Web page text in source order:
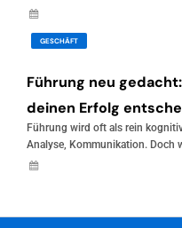
GESCHÄFT
Führung neu
deinen Erfolg
Führung wird oft als rein
Analyse, Kommunikation. Doch